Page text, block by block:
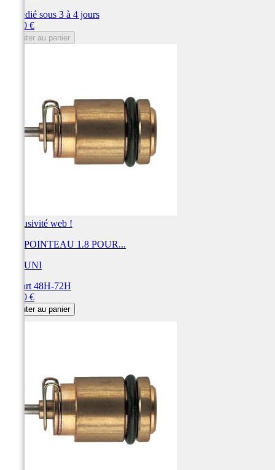
Expédié sous 3 à 4 jours
31,20 €
Ajouter au panier
Exclusivité web !
KIT POINTEAU 1.8 POUR...
MIKUNI
Départ 48H-72H
31,20 €
Ajouter au panier